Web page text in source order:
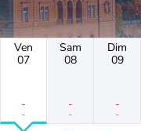
Ven
07
-
-
Sam
08
-
-
Dim
09
-
-